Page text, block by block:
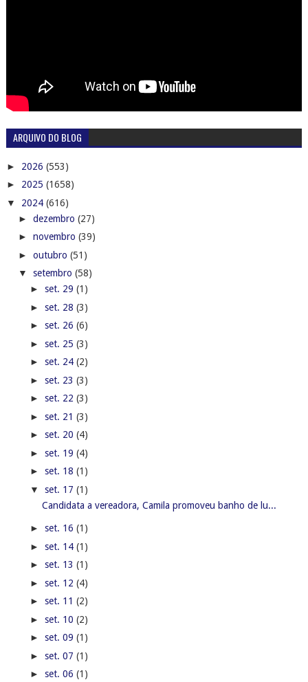
ARQUIVO DO BLOG
► 2026 (553)
► 2025 (1658)
▼ 2024 (616)
► dezembro (27)
► novembro (39)
► outubro (51)
▼ setembro (58)
► set. 29 (1)
► set. 28 (3)
► set. 26 (6)
► set. 25 (3)
► set. 24 (2)
► set. 23 (3)
► set. 22 (3)
► set. 21 (3)
► set. 20 (4)
► set. 19 (4)
► set. 18 (1)
▼ set. 17 (1)
Candidata a vereadora, Camila promoveu banho de lu...
► set. 16 (1)
► set. 14 (1)
► set. 13 (1)
► set. 12 (4)
► set. 11 (2)
► set. 10 (2)
► set. 09 (1)
► set. 07 (1)
► set. 06 (1)